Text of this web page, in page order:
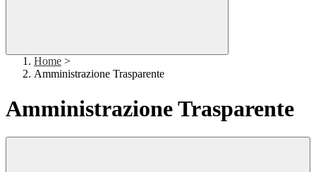
Home >
Amministrazione Trasparente
Amministrazione Trasparente